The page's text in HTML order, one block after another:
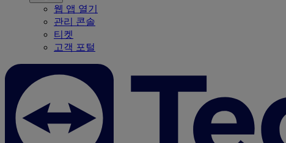
웹 앱 열기
관리 콘솔
티켓
고객 포털